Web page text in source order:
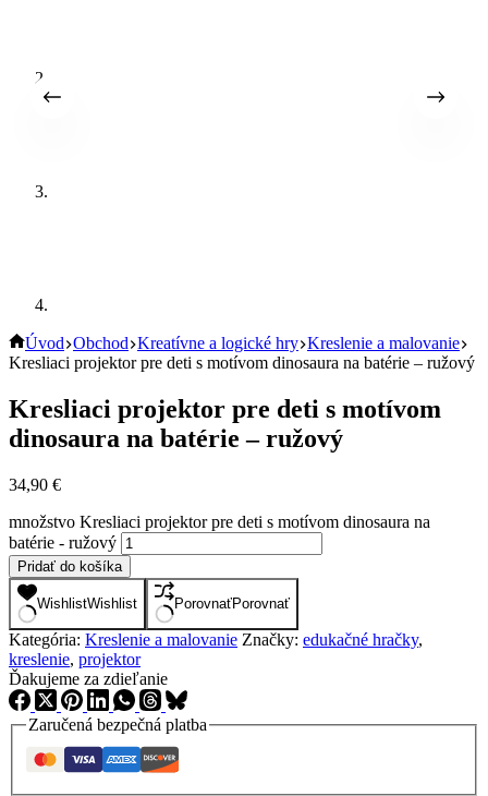
Úvod Obchod Kreatívne a logické hry Kreslenie a malovanie
Kresliaci projektor pre deti s motívom dinosaura na batérie – ružový
Kresliaci projektor pre deti s motívom
dinosaura na batérie – ružový
34,90 €
množstvo Kresliaci projektor pre deti s motívom dinosaura na
batérie - ružový
Pridať do košíka
WishlistWishlist PorovnaťPorovnať
Kategória: Kreslenie a malovanie Značky: edukačné hračky,
kreslenie, projektor
Ďakujeme za zdieľanie
Zaručená bezpečná platba